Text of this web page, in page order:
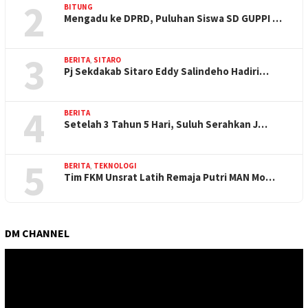
2 BITUNG
Mengadu ke DPRD, Puluhan Siswa SD GUPPI …
3 BERITA SITARO
Pj Sekdakab Sitaro Eddy Salindeho Hadiri…
4 BERITA
Setelah 3 Tahun 5 Hari, Suluh Serahkan J…
5 BERITA TEKNOLOGI
Tim FKM Unsrat Latih Remaja Putri MAN Mo…
DM CHANNEL